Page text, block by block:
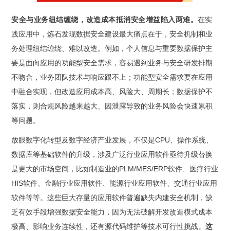
安全与业务纽结缠绕，改造成本抵消安全增益陷入两难。在实
践应用中，炼石发现数据安全建设最大痛点在于，安全机制和业
务处理纽结缠绕、难以改造。例如，个人信息与重要数据保护主
要是面向应用的功能型安全需求，容易遇到业务与安全研发排期
不吻合，业务团队技术与响应跟不上；功能型安全需求要在应用
中融合实现，但改造应用成本高、风险大、周期长；数据保护不
落实，则合规风险越来越大、因泄露导致的业务风险会快速累积
等问题。
放眼数字化转型及数字经济产业发展，不仅是CPU、操作系统、
数据库等基础软件的升级，涉及广泛行业应用软件亟待升级替换
是更大的市场空间，比如制造业的PLM/MES/ERP软件、医疗行业
HIS软件、金融行业应用软件、能源行业应用软件、交通行业应用
软件等等。这些巨大存量的应用软件普遍缺失内建安全机制，缺
乏有效手段增强数据安全能力，因为无法破解开发改造模式成本
极高、影响业务连续性，还有源代码维护等技术可行性挑战。这